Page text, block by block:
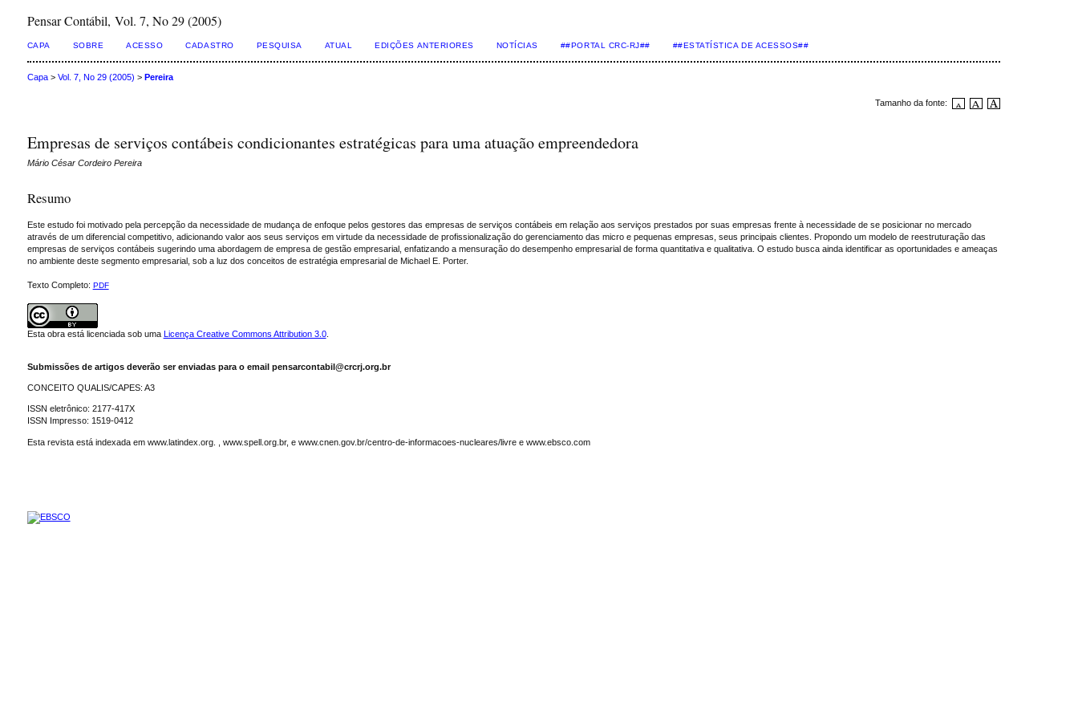
Pensar Contábil, Vol. 7, No 29 (2005)
CAPA SOBRE ACESSO CADASTRO PESQUISA ATUAL EDIÇÕES ANTERIORES NOTÍCIAS ##PORTAL CRC-RJ## ##ESTATÍSTICA DE ACESSOS##
Capa> Vol. 7, No 29 (2005) > Pereira
Tamanho da fonte:
Empresas de serviços contábeis condicionantes estratégicas para uma atuação empreendedora
Mário César Cordeiro Pereira
Resumo
Este estudo foi motivado pela percepção da necessidade de mudança de enfoque pelos gestores das empresas de serviços contábeis em relação aos serviços prestados por suas empresas frente à necessidade de se posicionar no mercado
através de um diferencial competitivo, adicionando valor aos seus serviços em virtude da necessidade de profissionalização do gerenciamento das micro e pequenas empresas, seus principais clientes. Propondo um modelo de reestruturação das
empresas de serviços contábeis sugerindo uma abordagem de empresa de gestão empresarial, enfatizando a mensuração do desempenho empresarial de forma quantitativa e qualitativa. O estudo busca ainda identificar as oportunidades e ameaças
no ambiente deste segmento empresarial, sob a luz dos conceitos de estratégia empresarial de Michael E. Porter.
Texto Completo: PDF
Esta obra está licenciada sob uma Licença Creative Commons Attribution 3.0.
Submissões de artigos deverão ser enviadas para o email pensarcontabil@crcrj.org.br
CONCEITO QUALIS/CAPES: A3
ISSN eletrônico: 2177-417X
ISSN Impresso: 1519-0412
Esta revista está indexada em www.latindex.org. , www.spell.org.br, e www.cnen.gov.br/centro-de-informacoes-nucleares/livre e www.ebsco.com